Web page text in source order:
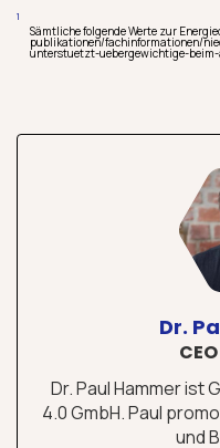
Sämtliche folgende Werte zur
publikationen/fachinformationen/
unterstuetzt-uebergewichtige-
Dr.
Dr. Paul Hammer ist
4.0 GmbH. Paul
und